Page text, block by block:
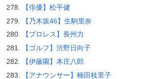
【俳優】松平健
【乃木坂46】生駒里奈
【プロレス】長州力
【ゴルフ】渋野日向子
【伊藤園】本庄八郎
【アナウンサー】楠田枝里子